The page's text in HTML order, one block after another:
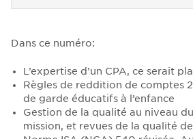
Dans ce numéro:
L’expertise d’un CPA, ce serait
Règles de reddition de comptes
de garde éducatifs à l’enfance
Gestion de la qualité au niveau
mission, et revues de la qualité